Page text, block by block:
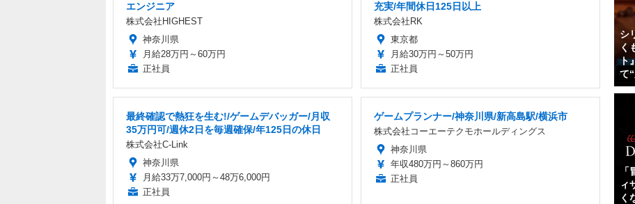
エンジニア
株式会社HIGHEST
神奈川県
月給28万円～60万円
正社員
充実/年間休日125日以上
株式会社RK
東京都
月給30万円～50万円
正社員
最終確認で熱狂を生む!/ゲームデバッガー/月収
35万円可/週休2日を毎週確保/年125日の休日
株式会社C-Link
神奈川県
月給33万7,000円～48万6,000円
正社員
ゲームプランナー/神奈川県/新高島駅/横浜市
株式会社コーエーテクモホールディングス
神奈川県
年収480万円～860万円
正社員
シ
く
ト
て
ィ
く